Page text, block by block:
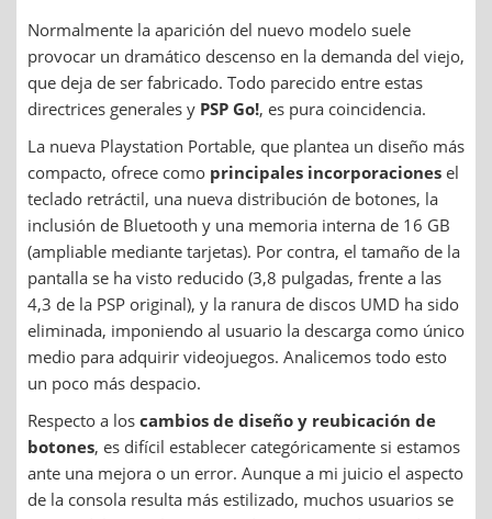
Normalmente la aparición del nuevo modelo suele
provocar un dramático descenso en la demanda del viejo,
que deja de ser fabricado. Todo parecido entre estas
directrices generales y PSP Go!, es pura coincidencia.
La nueva Playstation Portable, que plantea un diseño más
compacto, ofrece como principales incorporaciones el
teclado retráctil, una nueva distribución de botones, la
inclusión de Bluetooth y una memoria interna de 16 GB
(ampliable mediante tarjetas). Por contra, el tamaño de la
pantalla se ha visto reducido (3,8 pulgadas, frente a las
4,3 de la PSP original), y la ranura de discos UMD ha sido
eliminada, imponiendo al usuario la descarga como único
medio para adquirir videojuegos. Analicemos todo esto
un poco más despacio.
Respecto a los cambios de diseño y reubicación de
botones, es difícil establecer categóricamente si estamos
ante una mejora o un error. Aunque a mi juicio el aspecto
de la consola resulta más estilizado, muchos usuarios se